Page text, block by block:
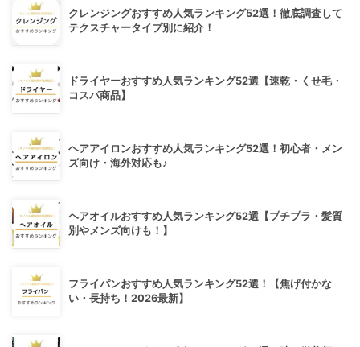
クレンジングおすすめ人気ランキング52選！徹底調査して
テクスチャータイプ別に紹介！
ドライヤーおすすめ人気ランキング52選【速乾・くせ毛・
コスパ商品】
ヘアアイロンおすすめ人気ランキング52選！初心者・メン
ズ向け・海外対応も♪
ヘアオイルおすすめ人気ランキング52選【プチプラ・髪質
別やメンズ向けも！】
フライパンおすすめ人気ランキング52選！【焦げ付かな
い・長持ち！2026最新】